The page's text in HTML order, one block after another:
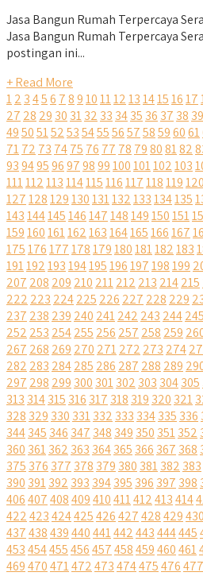
Jasa Bangun Rumah Terpercaya
Jasa Bangun Rumah Terpercaya
postingan ini...
+ Read More
12 3456 7891011121314151617
27 28 29 30 3132 33 3435 36 37 38 39
49505152535455565758596061
7172 73 7475 76 77 78 79808182
93949596979899100101102103
111112113114115116117118119120
127128129130131132133134135
143144145146147148149150151
159160161162163164165166167
175176177178179180181182183
191192193194195196197198199
207 208 209 210 211212 213 214215
222 223 224225 226 227 228 229
237 238 239 240 241242 243 244245
252 253 254255 256 257 258 259
267 268 269 270 271272 273 274
282 283 284285 286 287 288 289
297 298 299 300 301302 303 304305
313 314315 316 317 318 319 320 321
328 329 330 331332 333 334335 336
344345 346 347 348 349 350 351352
360 361362 363 364365 366 367 368
375 376 377 378 379 380 381382 383
390 391392 393 394395 396 397 398
406407408409410411412413414
422423424425426427428429430
437438439440441442443444445
453454455456457458459460461
469470471472473474475476477